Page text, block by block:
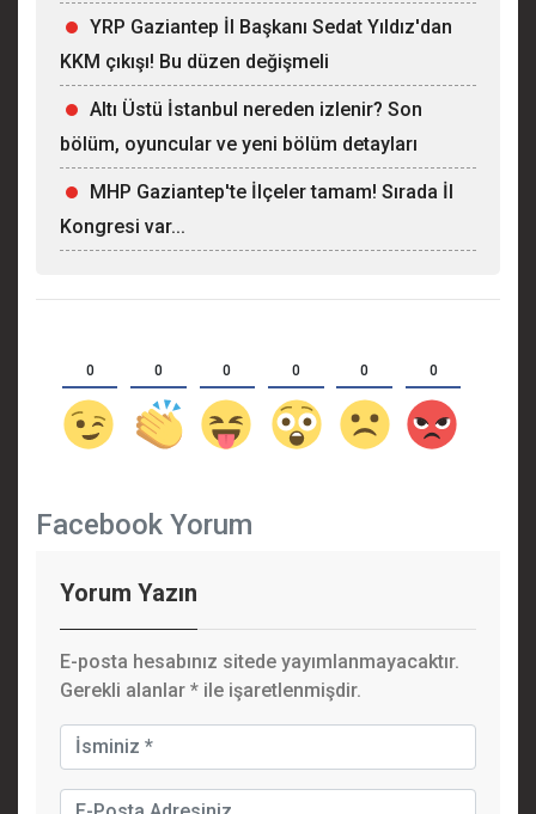
YRP Gaziantep İl Başkanı Sedat Yıldız'dan
KKM çıkışı! Bu düzen değişmeli
Altı Üstü İstanbul nereden izlenir? Son
bölüm, oyuncular ve yeni bölüm detayları
MHP Gaziantep'te İlçeler tamam! Sırada İl
Kongresi var...
0 0 0 0 0 0
Facebook Yorum
Yorum Yazın
E-posta hesabınız sitede yayımlanmayacaktır.
Gerekli alanlar * ile işaretlenmişdir.